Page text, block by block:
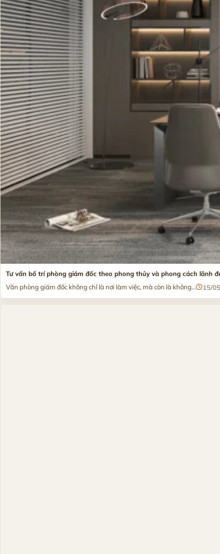
Tư vấn bố trí phòng giám đốc theo phong thủy và phong cách lãnh
Văn phòng giám đốc không chỉ là nơi làm việc, mà còn là không...
15/